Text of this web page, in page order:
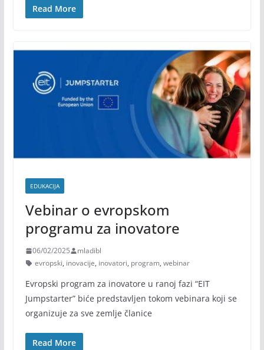
Read More
EDUKACIJA
Vebinar o evropskom
programu za inovatore
06/02/2025
mladibl
evropski, inovacije, inovatori, program, webinar
Evropski program za inovatore u ranoj fazi “EIT
Jumpstarter” biće predstavljen tokom vebinara koji se
organizuje za sve zemlje članice
Read More